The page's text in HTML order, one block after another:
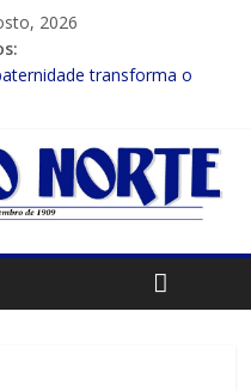
2026
transforma o
do Estado
reforma e manutenção em
UPB e destacam união do
para compartilhar e